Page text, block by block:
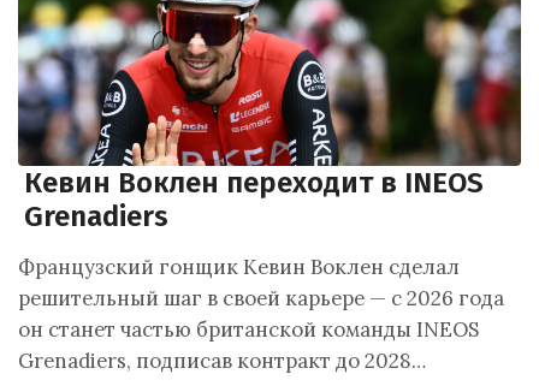
Кевин Воклен переходит в INEOS
Grenadiers
Французский гонщик Кевин Воклен сделал
решительный шаг в своей карьере — с 2026 года
он станет частью британской команды INEOS
Grenadiers, подписав контракт до 2028…